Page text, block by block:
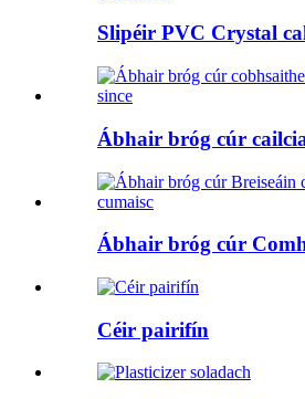
Slipéir PVC Crystal
Ábhair bróg cúr
Ábhair bróg cúr
Céir pairifín